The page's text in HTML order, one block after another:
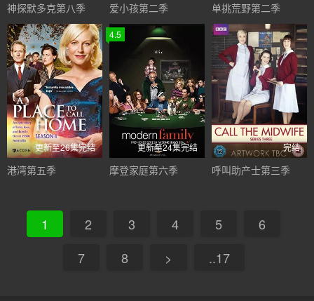
神探默多克第八季 爱小孩第二季 单挑荒野第二季
更新至26集完结
港湾第五季
4.5
更新至24集完结
摩登家庭第六季
完结
呼叫助产士第三季
1 2 3 4 5
6
7
8 > ..17